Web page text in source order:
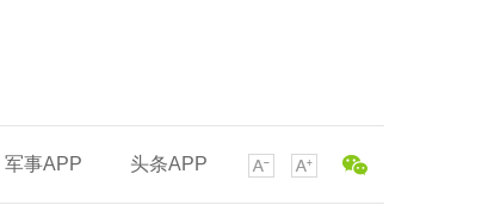
军事APP 头条APP